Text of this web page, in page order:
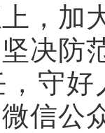
上，
决防
，守
信公